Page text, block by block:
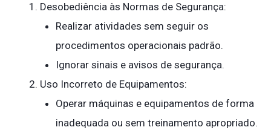
Desobediência às Normas de Segurança:
Realizar atividades sem seguir os
procedimentos operacionais padrão.
Ignorar sinais e avisos de segurança.
Uso Incorreto de Equipamentos:
Operar máquinas e equipamentos de forma
inadequada ou sem treinamento apropriado.